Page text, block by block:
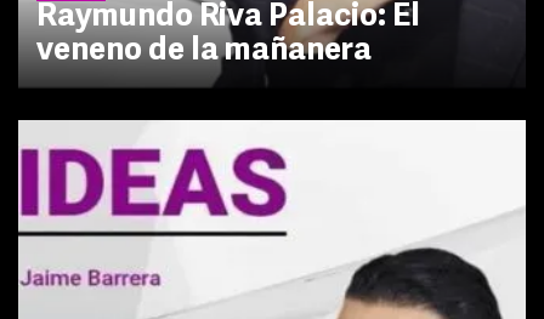
Raymundo Riva Palacio: El
veneno de la mañanera